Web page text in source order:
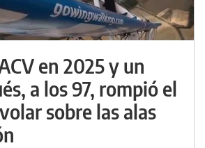
en 2025 y un
a los 97, rompió el
sobre las alas